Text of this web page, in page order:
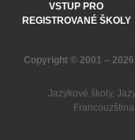
VSTUP PRO
REGISTROVANÉ ŠKOLY
Copyright © 2001 – 2026
Jazykové školy,
Francouzština